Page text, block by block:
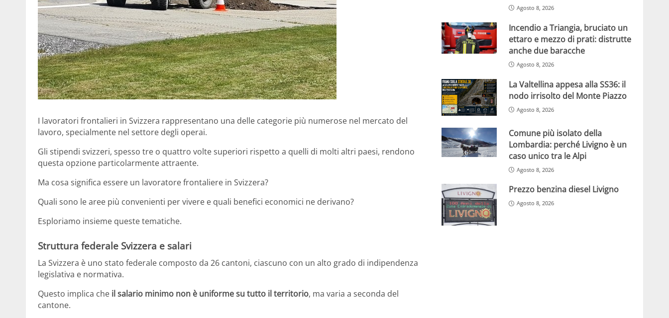
I lavoratori frontalieri in Svizzera rappresentano una delle categorie più numerose nel mercato del
lavoro, specialmente nel settore degli operai.
Gli stipendi svizzeri, spesso tre o quattro volte superiori rispetto a quelli di molti altri paesi, rendono
questa opzione particolarmente attraente.
Ma cosa significa essere un lavoratore frontaliere in Svizzera?
Quali sono le aree più convenienti per vivere e quali benefici economici ne derivano?
Esploriamo insieme queste tematiche.
Struttura federale Svizzera e salari
La Svizzera è uno stato federale composto da 26 cantoni, ciascuno con un alto grado di indipendenza
legislativa e normativa.
Questo implica che il salario minimo non è uniforme su tutto il territorio, ma varia a seconda del
cantone.
Agosto 8, 2026
Incendio a Triangia, bruciato un
ettaro e mezzo di prati: distrutte
anche due baracche
Agosto 8, 2026
La Valtellina appesa alla SS36: il
nodo irrisolto del Monte Piazzo
Agosto 8, 2026
Comune più isolato della
Lombardia: perché Livigno è un
caso unico tra le Alpi
Agosto 8, 2026
Prezzo benzina diesel Livigno
Agosto 8, 2026